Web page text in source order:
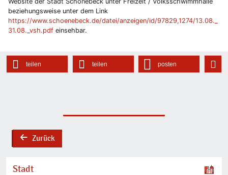
beziehungsweise unter dem Link
https://www.schoenebeck.de/datei/anzeigen/id/97829,1274/13.08._
31.08._vsh.pdf einsehbar.
teilen teilen posten
backZurück
Stadt